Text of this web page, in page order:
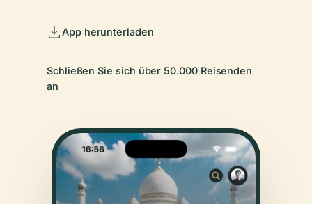
App herunterladen
Schließen Sie sich über 50.000 Reisenden
an